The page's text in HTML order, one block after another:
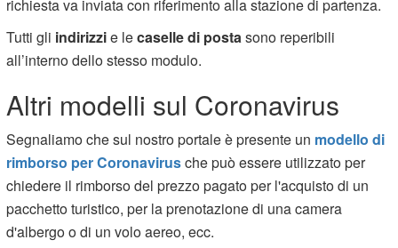
richiesta va inviata con riferimento alla stazione di partenza.
Tutti gli indirizzie lecaselle di posta sono reperibili
all’interno dello stesso modulo.
Altri modelli sul Coronavirus
Segnaliamo che sul nostro portale è presente un modello di
rimborso per Coronavirusche può essere utilizzato per
chiedere il rimborso del prezzo pagato per l'acquisto di un
pacchetto turistico, per la prenotazione di una camera
d'albergo o di un volo aereo, ecc.